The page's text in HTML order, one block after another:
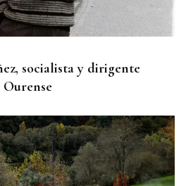
socialista y dirigente